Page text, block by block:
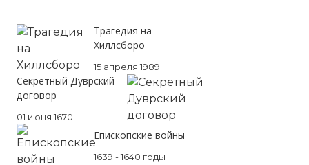
Трагедия на
Хиллсборо
15 апреля 1989
Секретный Дуврский
договор
01 июня 1670
Епископские войны
1639 - 1640 годы